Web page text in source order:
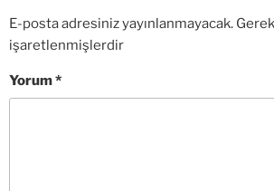
E-posta adresiniz yayınlanmayacak.
işaretlenmişlerdir
Yorum*